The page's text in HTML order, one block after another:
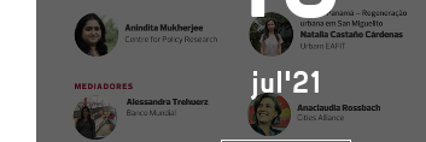
jul'21